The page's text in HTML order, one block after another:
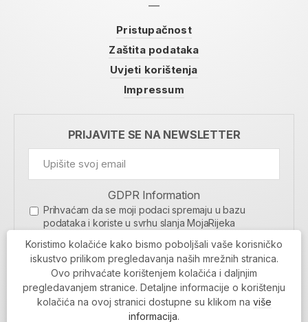
Pristupačnost
Zaštita podataka
Uvjeti korištenja
Impressum
PRIJAVITE SE NA NEWSLETTER
GDPR Information
Prihvaćam da se moji podaci spremaju u bazu
podataka i koriste u svrhu slanja MojaRijeka
MOJARIJEKA NEWSLETTER
PRIJAVI SE
Koristimo kolačiće kako bismo poboljšali vaše korisničko
iskustvo prilikom pregledavanja naših mrežnih stranica.
Ovo prihvaćate korištenjem kolačića i daljnjim
pregledavanjem stranice. Detaljne informacije o korištenju
kolačića na ovoj stranici dostupne su klikom na više
informacija.